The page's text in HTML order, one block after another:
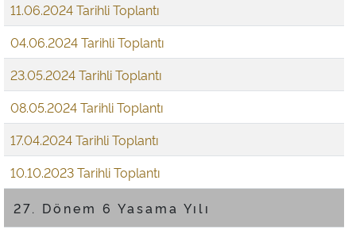
11.06.2024 Tarihli Toplantı
04.06.2024 Tarihli Toplantı
23.05.2024 Tarihli Toplantı
08.05.2024 Tarihli Toplantı
17.04.2024 Tarihli Toplantı
10.10.2023 Tarihli Toplantı
27. Dönem 6 Yasama Yılı